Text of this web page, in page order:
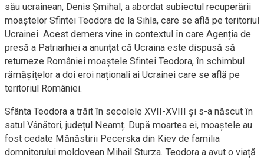
său ucrainean, Denis Șmihal, a abordat subiectul recuperării
moaștelor Sfintei Teodora de la Sihla, care se află pe teritoriul
Ucrainei. Acest demers vine în contextul în care Agenția de
presă a Patriarhiei a anunțat că Ucraina este dispusă să
returneze României moaștele Sfintei Teodora, în schimbul
rămășițelor a doi eroi naționali ai Ucrainei care se află pe
teritoriul României.
Sfânta Teodora a trăit în secolele XVII-XVIII și s-a născut în
satul Vânători, județul Neamț. După moartea ei, moaștele au
fost cedate Mănăstirii Pecerska din Kiev de familia
domnitorului moldovean Mihail Sturza. Teodora a avut o viață